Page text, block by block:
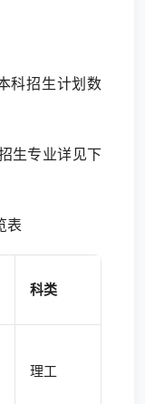
科招生计划数
生专业详见下
表
科类
理工